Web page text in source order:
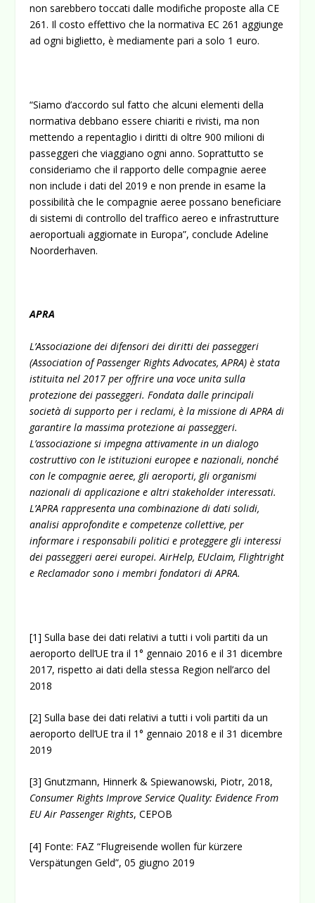
non sarebbero toccati dalle modifiche proposte alla CE
261. Il costo effettivo che la normativa EC 261 aggiunge
ad ogni biglietto, è mediamente pari a solo 1 euro.
“Siamo d’accordo sul fatto che alcuni elementi della
normativa debbano essere chiariti e rivisti, ma non
mettendo a repentaglio i diritti di oltre 900 milioni di
passeggeri che viaggiano ogni anno. Soprattutto se
consideriamo che il rapporto delle compagnie aeree
non include i dati del 2019 e non prende in esame la
possibilità che le compagnie aeree possano beneficiare
di sistemi di controllo del traffico aereo e infrastrutture
aeroportuali aggiornate in Europa”, conclude Adeline
Noorderhaven.
APRA
L’Associazione dei difensori dei diritti dei passeggeri
(Association of Passenger Rights Advocates, APRA) è stata
istituita nel 2017 per offrire una voce unita sulla
protezione dei passeggeri. Fondata dalle principali
società di supporto per i reclami, è la missione di APRA di
garantire la massima protezione ai passeggeri.
L’associazione si impegna attivamente in un dialogo
costruttivo con le istituzioni europee e nazionali, nonché
con le compagnie aeree, gli aeroporti, gli organismi
nazionali di applicazione e altri stakeholder interessati.
L’APRA rappresenta una combinazione di dati solidi,
analisi approfondite e competenze collettive, per
informare i responsabili politici e proteggere gli interessi
dei passeggeri aerei europei. AirHelp, EUclaim, Flightright
e Reclamador sono i membri fondatori di APRA.
[1] Sulla base dei dati relativi a tutti i voli partiti da un
aeroporto dell’UE tra il 1° gennaio 2016 e il 31 dicembre
2017, rispetto ai dati della stessa Region nell’arco del
2018
[2] Sulla base dei dati relativi a tutti i voli partiti da un
aeroporto dell’UE tra il 1° gennaio 2018 e il 31 dicembre
2019
[3] Gnutzmann, Hinnerk & Spiewanowski, Piotr, 2018,
Consumer Rights Improve Service Quality: Evidence From
EU Air Passenger Rights, CEPOB
[4] Fonte: FAZ “Flugreisende wollen für kürzere
Verspätungen Geld”, 05 giugno 2019